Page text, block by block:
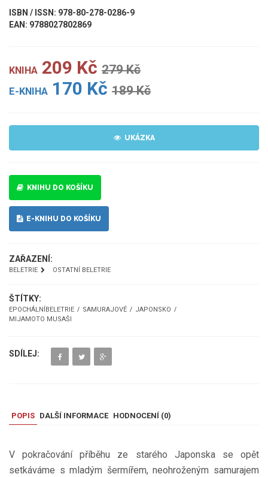
ISBN / ISSN: 978-80-278-0286-9
EAN: 9788027802869
KNIHA 209 Kč 279 Kč
E-KNIHA 170 Kč 189 Kč
UKÁZKA
KNIHU DO KOŠÍKU
E-KNIHU DO KOŠÍKU
ZAŘAZENÍ:
BELETRIE OSTATNÍ BELETRIE
ŠTÍTKY:
EPOCHÁLNÍBELETRIE SAMURAJOVÉ
JAPONSKO
MIJAMOTO MUSAŠI
SDÍLEJ:
POPIS DALŠÍ INFORMACE HODNOCENÍ (0)
V pokračování příběhu ze starého Japonska se opět
setkáváme s mladým šermířem, neohroženým samurajem